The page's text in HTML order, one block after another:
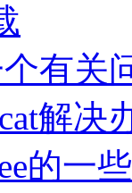
个有关
解决
的一